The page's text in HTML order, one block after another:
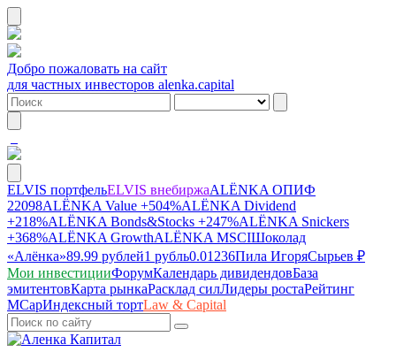
Добро пожаловать на сайт
для частных инвесторов alenka.capital
ELVIS портфельELVIS внебиржаALЁNKA ОПИФ
22098ALЁNKA Value +504%ALЁNKA Dividend
+218%ALЁNKA Bonds&Stocks +247%ALЁNKA Snickers
+368%ALЁNKA GrowthALЁNKA MSCIШоколад
«Алёнка»89.99 рублей1 рубль0.01236Пила ИгоряСырьев ₽
Мои инвестицииФорумКалендарь дивидендовБаза
эмитентовКарта рынкаРасклад силЛидеры ростаРейтинг
MCapИндексный тортLaw & Capital